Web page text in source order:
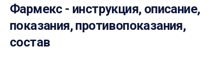
Фармекс - инструкция, описание,
показания, противопоказания,
состав